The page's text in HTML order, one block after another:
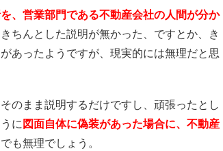
、営業部門である不動産会社の人間が分か
ちんとした説明が無かった、ですとか、き
あったようですが、現実的には無理だと思
のまま説明するだけですし、頑張ったとし
に 図面自体に偽装があった場合に、不動産
も無理でしょう。